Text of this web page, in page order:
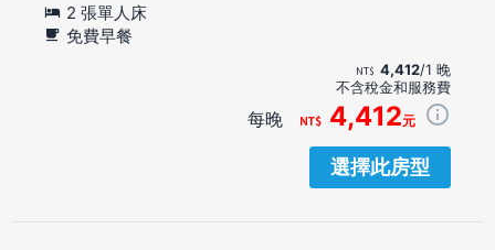
2 張單人床
免費早餐
4,412/1 晚
不含稅金和服務費
每晚 4,412元
選擇此房型